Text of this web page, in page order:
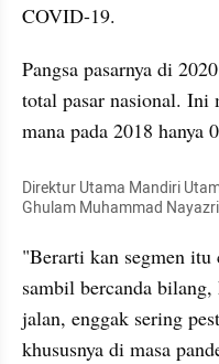
COVID-19.
Pangsa pasarnya di
total pasar nasional. Ini
mana pada 2018 hanya
Direktur Utama Mandiri
Ghulam Muhammad
"Berarti kan segmen
sambil bercanda
jalan, enggak sering
khususnya di masa